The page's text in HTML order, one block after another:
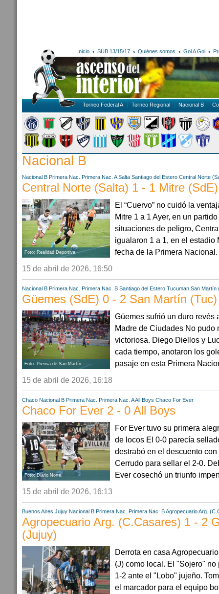
Inicio SUB 13/15/17 Quiénes somos Gol A Gol
Torneo Federal A Torneo Regional Nacional B
Nacional B
Nacional B Primera Nac. Primera Nac. A Salta Santiago del Estero Central Norte
Central Norte (Salta) 1 - 1 Mitre (SdE)
Foto: Realidad Deportiva.
El “Cuervo” no cuidó la
Mitre 1 a 1 Ayer, en un
situaciones de peligro,
igualaron 1 a 1, en el estadio
fecha de la Primera Nacional.
15 de abril de 2026, 16:50
Nacional B Primera Nac. Primera Nac. B Santiago del Estero Tucuman San Martín
Güemes (SdE) 0 - 2 San Martín (Tuc)
Foto: Prensa de San Martín.
Güemes sufrió un duro revés
Madre de Ciudades No pudo
victoriosa. Diego Diellos y
cada tiempo, anotaron los
pasaje en esta Primera
15 de abril de 2026, 16:18
Chaco Nacional B Primera Nac. Primera Nac. AAll Boys Chaco For Ever
Chaco For Ever 2 - 0 All Boys
Foto: Diario Norte.
For Ever tuvo su primera
de locos El 0-0 parecía
destrabó en el descuento
Cerrudo para sellar el 2-0.
Ever cosechó un triunfo
15 de abril de 2026, 16:13
Buenos Aires Jujuy Nacional B Primera Nac. Primera Nac. BAgropecuario Arg.
Agropecuario Arg. (C.Casares) 1 - 2
(Jujuy)
Derrota en casa
(J) como local. El "Sojero"
1-2 ante el "Lobo" jujeño.
el marcador para el equipo